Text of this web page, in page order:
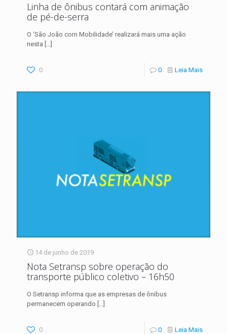
Linha de ônibus contará com animação
de pé-de-serra
O ‘São João com Mobilidade’ realizará mais uma ação
nesta […]
0 0 Leia Mais
14 de junho de 2019
Nota Setransp sobre operação do
transporte público coletivo – 16h50
O Setransp informa que as empresas de ônibus
permanecem operando
0 0 Leia Mais